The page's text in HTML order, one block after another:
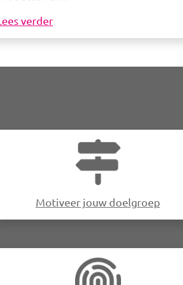
verder
Afbeelding
Motiveer jouw doelgroep
Afbeelding